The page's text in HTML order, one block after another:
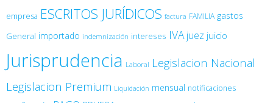
empresa ESCRITOS JURÍDICOS factura FAMILIA gastos
General importado indemnización intereses IVA juez juicio
Jurisprudencia Laboral Legislacion Nacional
Legislacion Premium Liquidación mensual notificaciones